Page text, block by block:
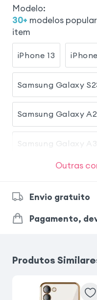
Modelo:
30+ modelos
item
iPhone 13
Samsung Galaxy
Samsung Galaxy
Samsung Galaxy
Samsung Galaxy
Samsung Galaxy A56
iPhone 11
iPhone 16 iPhone
Outras
Envio gratuito
Pagamento,
Produtos